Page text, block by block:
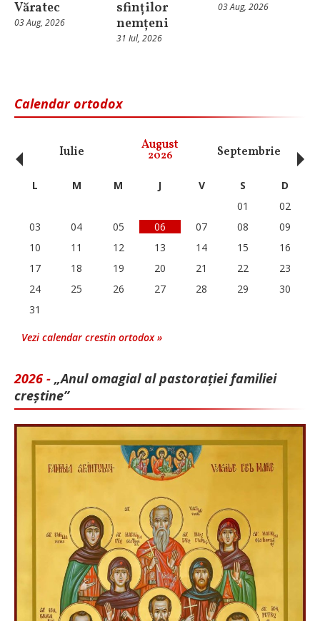
Văratec
03 Aug, 2026
sfinților
nemțeni
31 Iul, 2026
03 Aug, 2026
Calendar ortodox
Iulie August
2026 Septembrie
‹ L M M J V S
D
01
02
03
04 05 06 07 08
09
10
11 12 13 14 15
16
17
18 19 20 21 22
23
24
25 26 27 28 29
30
31
Vezi calendar crestin ortodox »
2026 - „Anul omagial al pastorației familiei
creștine”